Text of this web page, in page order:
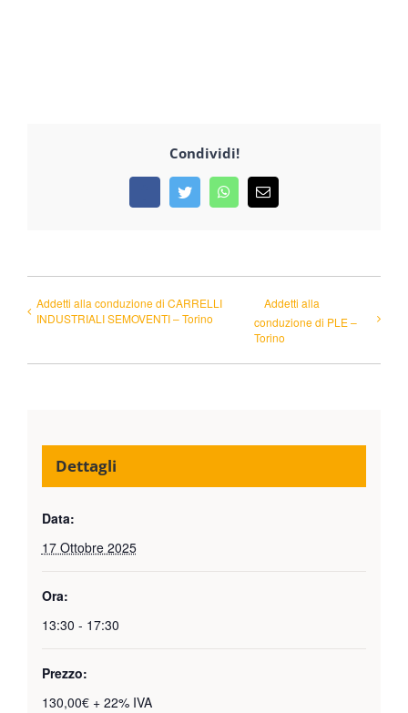
Condividi!
FacebookTwitterWhatsApp
Email
Addetti alla conduzione di CARRELLI
INDUSTRIALI SEMOVENTI – Torino
Addetti alla
conduzione di PLE –
Torino
Dettagli
Data:
17 Ottobre 2025
Ora:
13:30 - 17:30
Prezzo:
130,00€ + 22% IVA